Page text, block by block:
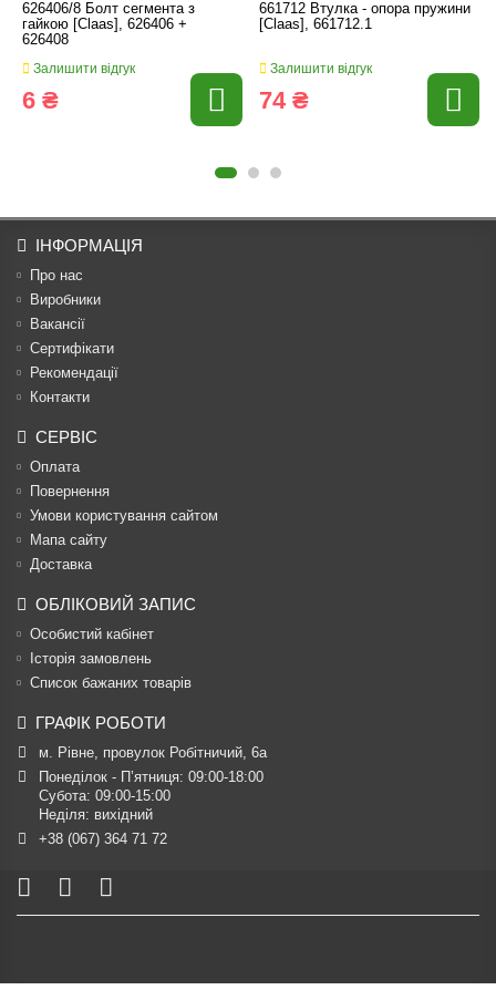
626406/8 Болт сегмента з
гайкою [Claas], 626406 +
626408
Залишити відгук
6 ₴
661712 Втулка - опора пружини
[Claas], 661712.1
Залишити відгук
74 ₴
ІНФОРМАЦІЯ
Про нас
Виробники
Вакансії
Сертифікати
Рекомендації
Контакти
СЕРВІС
Оплата
Повернення
Умови користування сайтом
Мапа сайту
Доставка
ОБЛІКОВИЙ ЗАПИС
Особистий кабінет
Історія замовлень
Список бажаних товарів
ГРАФІК РОБОТИ
м. Рівне, провулок Робітничий, 6а
Понеділок - П’ятниця: 09:00-18:00
Субота: 09:00-15:00
Неділя: вихідний
+38 (067) 364 71 72